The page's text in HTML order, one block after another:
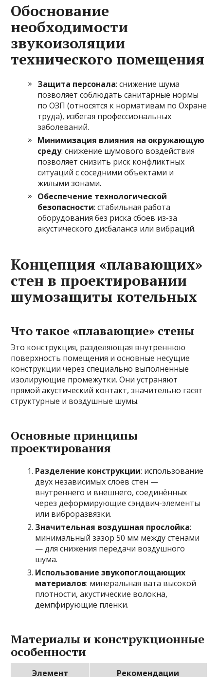
Обоснование
необходимости
звукоизоляции
технического помещения
Защита персонала: снижение шума
позволяет соблюдать санитарные нормы
по ОЗП (относятся к нормативам по Охране
труда), избегая профессиональных
заболеваний.
Минимизация влияния на окружающую
среду: снижение шумового воздействия
позволяет снизить риск конфликтных
ситуаций с соседними объектами и
жилыми зонами.
Обеспечение технологической
безопасности: стабильная работа
оборудования без риска сбоев из-за
акустического дисбаланса или вибраций.
Концепция «плавающих»
стен в проектировании
шумозащиты котельных
Что такое «плавающие» стены
Это конструкция, разделяющая внутреннюю
поверхность помещения и основные несущие
конструкции через специально выполненные
изолирующие промежутки. Они устраняют
прямой акустический контакт, значительно гасят
структурные и воздушные шумы.
Основные принципы
проектирования
Разделение конструкции: использование
двух независимых слоёв стен —
внутреннего и внешнего, соединённых
через деформирующие сэндвич-элементы
или виброразвязки.
Значительная воздушная прослойка:
минимальный зазор 50 мм между стенами
— для снижения передачи воздушного
шума.
Использование звукопоглощающих
материалов: минеральная вата высокой
плотности, акустические волокна,
демпфирующие пленки.
Материалы и конструкционные
особенности
Элемент
Рекомендации